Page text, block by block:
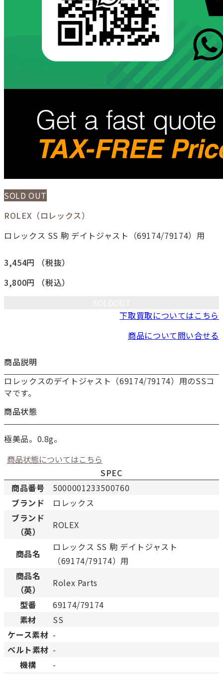
SOLD OUT
ROLEX（ロレックス）
ロレックス SS 駒 デイトジャスト（69174/79174）用
3,454円
（税抜）
3,800円
（税込）
下取買取についてはこちら
商品について問い合せる
商品説明
ロレックスのデイトジャスト（69174/79174）用のSSコ
マです。
商品状態
極美品。0.8g。
商品状態についてはこちら
Aランク 僅かな傷、汚れはありま
ABランク 少々使用感はありますが
Bランク
Cランク
SPEC
商品番号
5000001233500760
ブランド
ロレックス
ブランド
（英）
ROLEX
商品名
ロレックス SS 駒 デイトジャスト
（69174/79174）用
商品名
（英）
Rolex Parts
型番
69174/79174
素材
SS
ケース素材 -
ベルト素材 -
機構
-